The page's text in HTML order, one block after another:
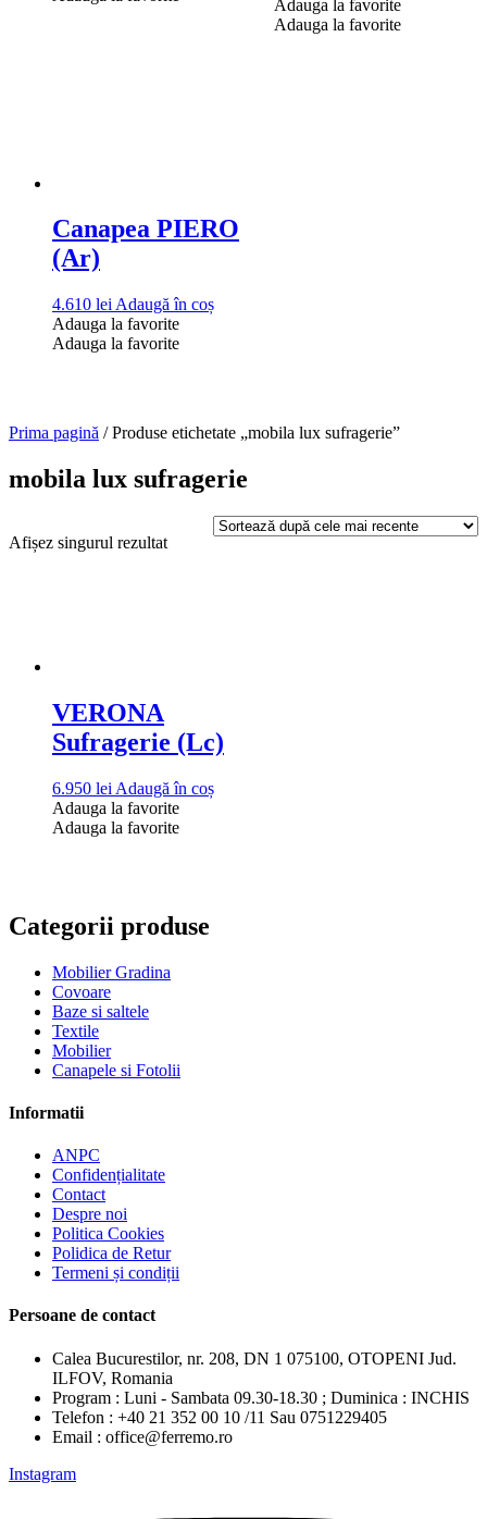
fost:
6.940 lei.
Adauga la favorite
Adauga la favorite
Canapea PIERO
(Ar)
4.610 lei Adaugă în coș
Adauga la favorite
Adauga la favorite
Prima pagină / Produse etichetate „mobila lux sufragerie”
mobila lux sufragerie
Afișez singurul rezultat
VERONA
Sufragerie (Lc)
6.950 lei Adaugă în coș
Adauga la favorite
Adauga la favorite
Categorii produse
Mobilier Gradina
Covoare
Baze si saltele
Textile
Mobilier
Canapele si Fotolii
Informatii
ANPC
Confidențialitate
Contact
Despre noi
Politica Cookies
Polidica de Retur
Termeni și condiții
Persoane de contact
Calea Bucurestilor, nr. 208, DN 1 075100, OTOPENI Jud.
ILFOV, Romania
Program : Luni - Sambata 09.30-18.30 ; Duminica : INCHIS
Telefon : +40 21 352 00 10 /11 Sau 0751229405
Email : office@ferremo.ro
Instagram